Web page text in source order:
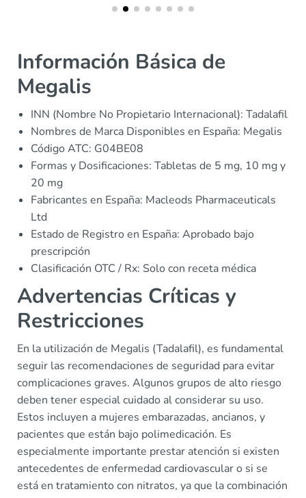
Información Básica de
Megalis
INN (Nombre No Propietario Internacional): Tadalafil
Nombres de Marca Disponibles en España: Megalis
Código ATC: G04BE08
Formas y Dosificaciones: Tabletas de 5 mg, 10 mg y
20 mg
Fabricantes en España: Macleods Pharmaceuticals
Ltd
Estado de Registro en España: Aprobado bajo
prescripción
Clasificación OTC / Rx: Solo con receta médica
Advertencias Críticas y
Restricciones
En la utilización de Megalis (Tadalafil), es fundamental
seguir las recomendaciones de seguridad para evitar
complicaciones graves. Algunos grupos de alto riesgo
deben tener especial cuidado al considerar su uso.
Estos incluyen a mujeres embarazadas, ancianos, y
pacientes que están bajo polimedicación. Es
especialmente importante prestar atención si existen
antecedentes de enfermedad cardiovascular o si se
está en tratamiento con nitratos, ya que la combinación